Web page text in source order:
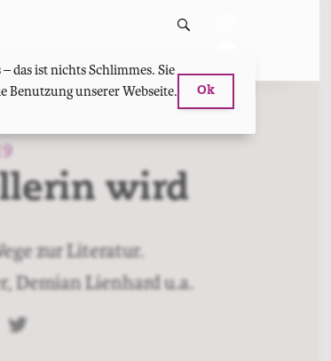
das ist nichts Schlimmes. Sie
Benutzung unserer Webseite.
Ok
wird
zur Literatur.
Demian Lienhard u.a.
teilen